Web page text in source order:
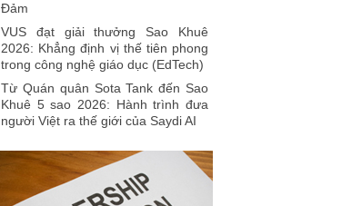
Đảm
VUS đạt giải thưởng Sao Khuê
2026: Khẳng định vị thế tiên phong
trong công nghệ giáo dục (EdTech)
Từ Quán quân Sota Tank đến Sao
Khuê 5 sao 2026: Hành trình đưa
người Việt ra thế giới của Saydi AI
nghiệp: NoteX và hành trình chinh
phục Giải thưởng Sao Khuê 2026
Vietnam Tech Map 2026 công bố